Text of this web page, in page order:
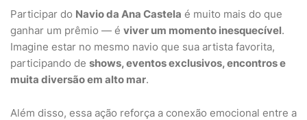
Participar do Navio da Ana Castela é muito mais do que
ganhar um prêmio — é viver um momento inesquecível.
Imagine estar no mesmo navio que sua artista favorita,
participando de shows, eventos exclusivos, encontros e
muita diversão em alto mar.
Além disso, essa ação reforça a conexão emocional entre a